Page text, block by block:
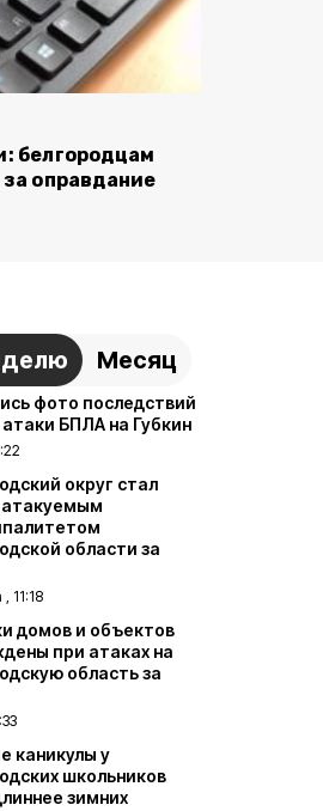
белгородцам
оправдание
Месяц
фото последствий
атаки БПЛА на Губкин
округ стал
области за
, 11:18
домов и объектов
при атаках на
область за
каникулы у
школьников
зимних